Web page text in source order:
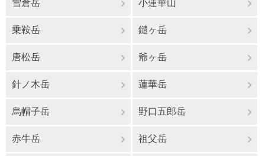
雪倉岳 小蓮華山
乗鞍岳 鑓ヶ岳
唐松岳 爺ヶ岳
針ノ木岳 蓮華岳
烏帽子岳 野口五郎岳
赤牛岳 祖父岳